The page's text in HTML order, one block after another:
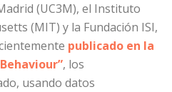
(UC3M), el Instituto
(MIT) y la Fundación ISI,
publicado en la
, los
usando datos